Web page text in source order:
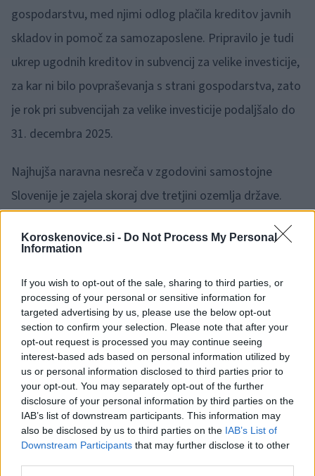
Koroskenovice.si - Do Not Process My Personal
Information
If you wish to opt-out of the sale, sharing to third parties, or
processing of your personal or sensitive information for
targeted advertising by us, please use the below opt-out
section to confirm your selection. Please note that after your
opt-out request is processed you may continue seeing
interest-based ads based on personal information utilized by
us or personal information disclosed to third parties prior to
your opt-out. You may separately opt-out of the further
disclosure of your personal information by third parties on the
IAB’s list of downstream participants. This information may
also be disclosed by us to third parties on the IAB’s List of
Downstream Participants that may further disclose it to other
gospodarstvu, med njimi odlog plačila kreditov javnih
skladov in pomoč za samozaposlene. Pripravilo je tudi
ukrep ugodnih kreditov in subvencij za velike investicije,
za kar ni bilo povpraševanja s strani gospodarstva, zato
je rok pri subvencijah za velike investicije podaljšalo do
31. decembra 2025.
Najhujša naravna nesreča v zgodovini samostojne
Slovenije je zajela skoraj dve tretjini ozemlja države.
poškodovanih nekaj manj kot 2000 kilometrov cest,
tega skoraj 9000 stanovanj in stanovanjskih stavb.
Uničenih je bilo več mostov in več deset bolj ali manj
poškodovanih, so našteli v uradu vlade za informiranje.
Poplave so pokazale, da dosedanja vlaganja v vodno
infrastrukturo niso zadostna in da je vzdrževanje
pogosto zapostavljeno. Veliko objektov je bilo zgrajenih
na poplavno ogroženih območjih, pogosto v nasprotju z